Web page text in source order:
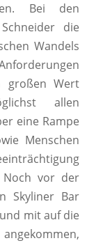
Bei den
die
Wandels
großen Wert
allen
eine Rampe
Menschen
Noch vor der
Skyliner Bar
mit auf die